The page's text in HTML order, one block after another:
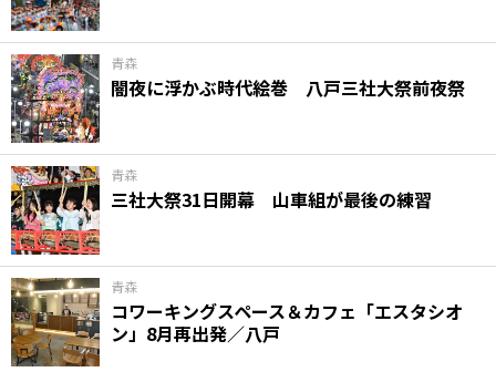
青森
闇夜に浮かぶ時代絵巻 八戸三社大祭前夜祭
青森
三社大祭31日開幕 山車組が最後の練習
青森
コワーキングスペース＆カフェ「エスタシオ
ン」8月再出発／八戸